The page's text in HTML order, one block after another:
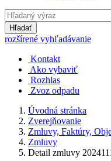
Hľadať
rozšírené vyhľadávanie
Kontakt
Ako vybaviť
Rozhlas
Zvoz odpadu
Úvodná stránka
Zverejňovanie
Zmluvy, Faktúry,
Zmluvy
Detail zmluvy